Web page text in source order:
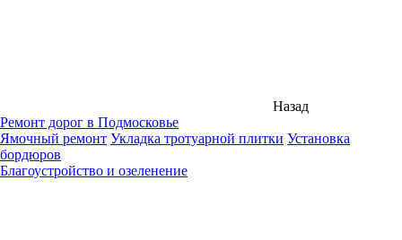
Назад
Ремонт дорог в Подмосковье
Ямочный ремонт Укладка тротуарной плитки Установка
бордюров
Благоустройство и озеленение